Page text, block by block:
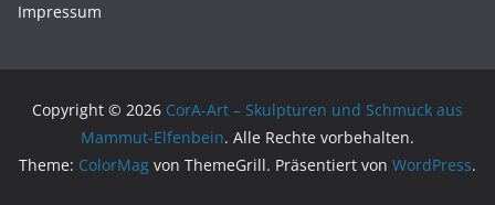
Impressum
Copyright © 2026 CorA-Art – Skulpturen und Schmuck aus
Mammut-Elfenbein. Alle Rechte vorbehalten.
Theme: ColorMag von ThemeGrill. Präsentiert von WordPress.